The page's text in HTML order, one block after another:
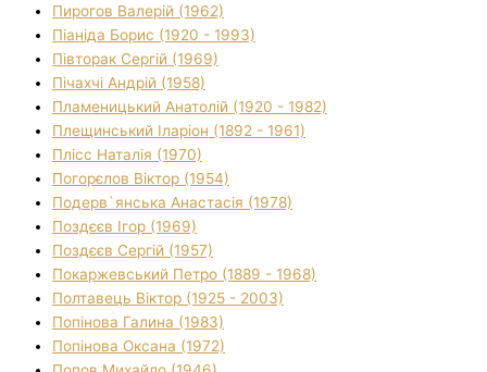
Пирогов Валерій (1962)
Піаніда Борис (1920 - 1993)
Півторак Сергій (1969)
Пічахчі Андрій (1958)
Пламеницький Анатолій (1920 - 1982)
Плещинський Іларіон (1892 - 1961)
Плісс Наталія (1970)
Погорєлов Віктор (1954)
Подерв`янська Анастасія (1978)
Поздєєв Ігор (1969)
Поздєєв Сергій (1957)
Покаржевський Петро (1889 - 1968)
Полтавець Віктор (1925 - 2003)
Попінова Галина (1983)
Попінова Оксана (1972)